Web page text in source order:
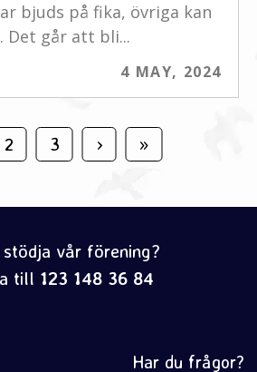
bjuds på fika, övriga kan
Det går att bli...
4 MAY, 2024
2 3 › »
Har du frågor?
vår förening?
till 123 148 36 84